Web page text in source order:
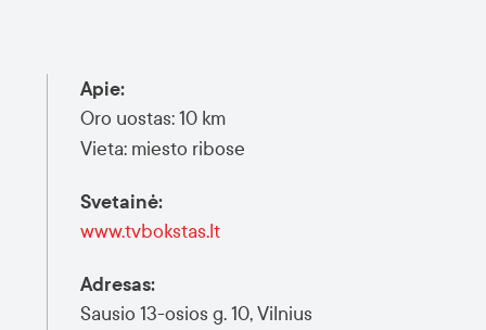
Meet a Local
Vilnius Pass
Publikacijos
Saugus mieste
Renginiai
Lietuvių kalbos reikalavimai
Renginiai ir veiklos
Finansinė pagalba
Renginio užklausa
Apie:
Oro uostas: 10 km
Vieta: miesto ribose
Svetainė:
www.tvbokstas.lt
Adresas:
Sausio 13-osios g. 10, Vilnius